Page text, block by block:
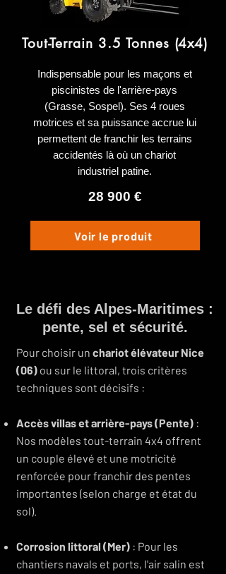
Tout-Terrain 3.5 Tonnes (4x4)
Indispensable pour les maçons et
piscinistes de l'arrière-pays
(Grasse, Sospel). Ses 4 roues
motrices et sa puissance accrue lui
permettent de franchir les terrains
accidentés là où un chariot
industriel patine.
28 900 €
Voir le produit
Le défi des Alpes-Maritimes :
pente, sel et sécurité.
Pour choisir un chariot élévateur Nice
(06)ou sur le littoral, trois critères
techniques sont décisifs :
Accès villas et arrière-pays (Pente):
Nos modèles tout-terrain 4x4 offrent
un couple élevé et une motricité
renforcée pour franchir des pentes
importantes (selon charge et état du
sol).
Corrosion littoral (Mer): Pour les
chantiers navals et ports, l'air salin est